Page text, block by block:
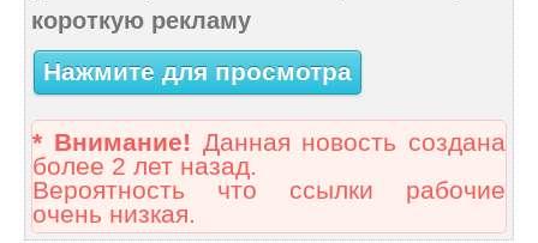
короткую рекламу
Нажмите для просмотра
* Внимание! Данная новость создана
более 2 лет назад.
Вероятность что ссылки рабочие
очень низкая.